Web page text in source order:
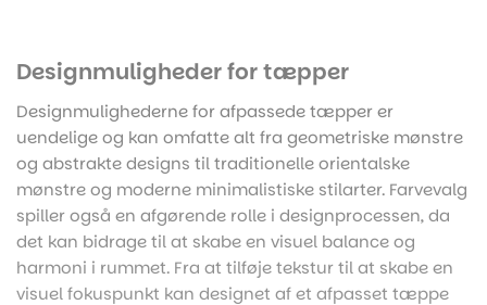
Designmuligheder for tæpper
Designmulighederne for afpassede tæpper er
uendelige og kan omfatte alt fra geometriske mønstre
og abstrakte designs til traditionelle orientalske
mønstre og moderne minimalistiske stilarter. Farvevalg
spiller også en afgørende rolle i designprocessen, da
det kan bidrage til at skabe en visuel balance og
harmoni i rummet. Fra at tilføje tekstur til at skabe en
visuel fokuspunkt kan designet af et afpasset tæppe